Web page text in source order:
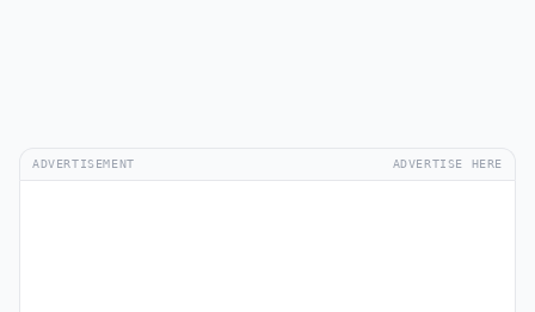
ADVERTISEMENT ADVERTISE HERE